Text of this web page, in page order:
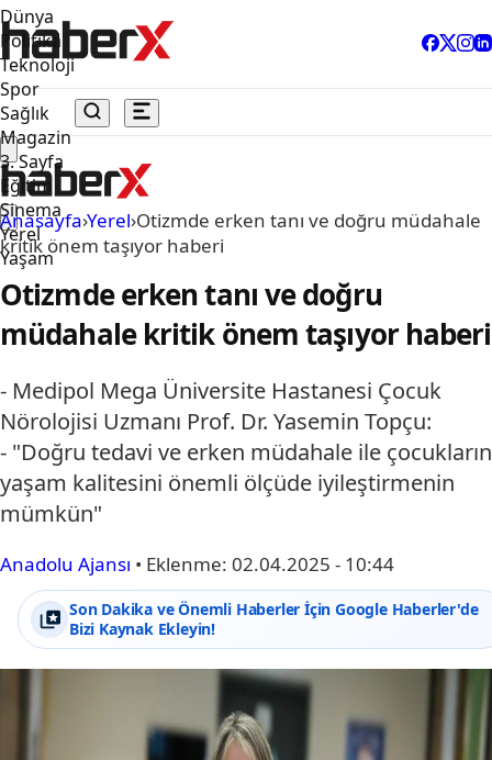
Dünya
Politika
Teknoloji
Spor
Sağlık
Magazin
3. Sayfa
Eğitim
Sinema
Yerel
Yaşam
Anasayfa›Yerel›Otizmde erken tanı ve doğru müdahale
kritik önem taşıyor haberi
Otizmde erken tanı ve doğru
müdahale kritik önem taşıyor haberi
- Medipol Mega Üniversite Hastanesi Çocuk
Nörolojisi Uzmanı Prof. Dr. Yasemin Topçu:
- "Doğru tedavi ve erken müdahale ile çocukların
yaşam kalitesini önemli ölçüde iyileştirmenin
mümkün"
Anadolu Ajansı • Eklenme: 02.04.2025 - 10:44
Son Dakika ve Önemli Haberler İçin Google Haberler'de
Bizi Kaynak Ekleyin!